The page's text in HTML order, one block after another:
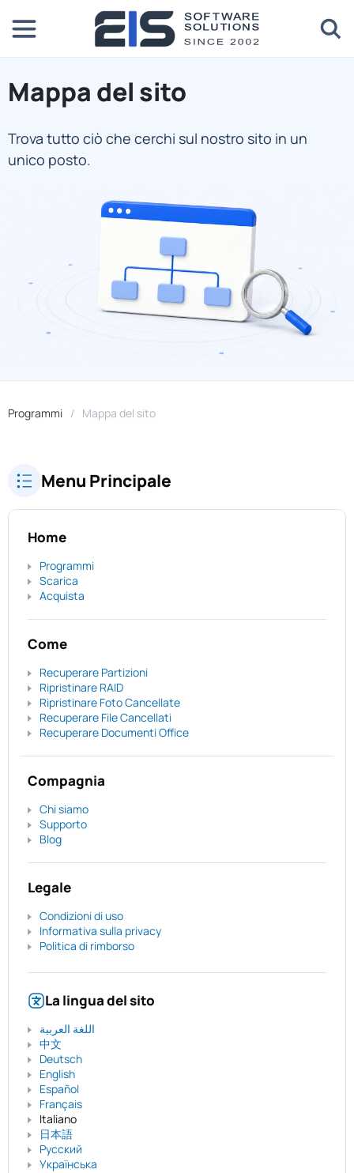
Mappa del sito
Trova tutto ciò che cerchi sul nostro sito in un
unico posto.
Programmi Mappa del sito
Menu Principale
Home
Programmi
Scarica
Acquista
Come
Recuperare Partizioni
Ripristinare RAID
Ripristinare Foto Cancellate
Recuperare File Cancellati
Recuperare Documenti Office
Compagnia
Chi siamo
Supporto
Blog
Legale
Condizioni di uso
Informativa sulla privacy
Politica di rimborso
La lingua del sito
اللغة العربية
中文
Deutsch
English
Español
Français
Italiano
日本語
Русский
Українська